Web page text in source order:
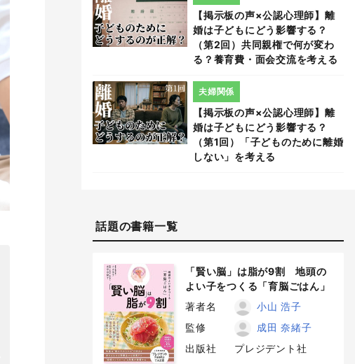
【掲示板の声×公認心理師】離
婚は子どもにどう影響する？
（第2回）共同親権で何が変わ
る？養育費・面会交流を考える
【掲示板の声×公認心理師】離
婚は子どもにどう影響する？
（第1回）「子どものために離婚
しない」を考える
夫婦関係
話題の書籍一覧
「賢い脳」は脂が9割 地頭の
よい子をつくる「育脳ごはん」
著者名
小山 浩子
監修
成田 奈緒子
出版社
プレジデント社